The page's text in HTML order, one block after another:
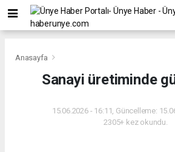
Anasayfa
Sanayi üretiminde
15.06.2026 - 16:11, Güncelleme:
2305+ kez okundu.